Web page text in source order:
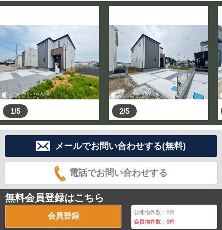
・希望金額が借り入れ出来なかった
・現在持ち家だけれども住み替えをしたいけど出来るの
など御相談下さい！一度住宅ローンを断られた御客様で
も、弊社でローンが通ったケースが多々ございます。
☆当日のご案内や、お仕事帰りの夜の見学も可能です☆
☆他の不動産屋さんののぼりが立っていてもご案内でき
ます☆
☆長い事物件を探しているけど中々良い物件に巡り合え
ない☆なんてご相談もお任せ下さい。
◆お子様がいても安心です！！
落ち着いてお話して頂けるようにキッズスペースをご用
意しておりますので、ご相談中は女性スタッフと一緒に
遊ばせて頂きますので、小さなお子様連れの方も気兼ね
なくご来店ください♪
◆お家の売却相談も承っております！！
1/5 2/5
メールでお問い合わせする(無料)
電話でお問い合わせする
無料会員登録はこちら
会員登録 公開物件数：0件
会員物件数：0件